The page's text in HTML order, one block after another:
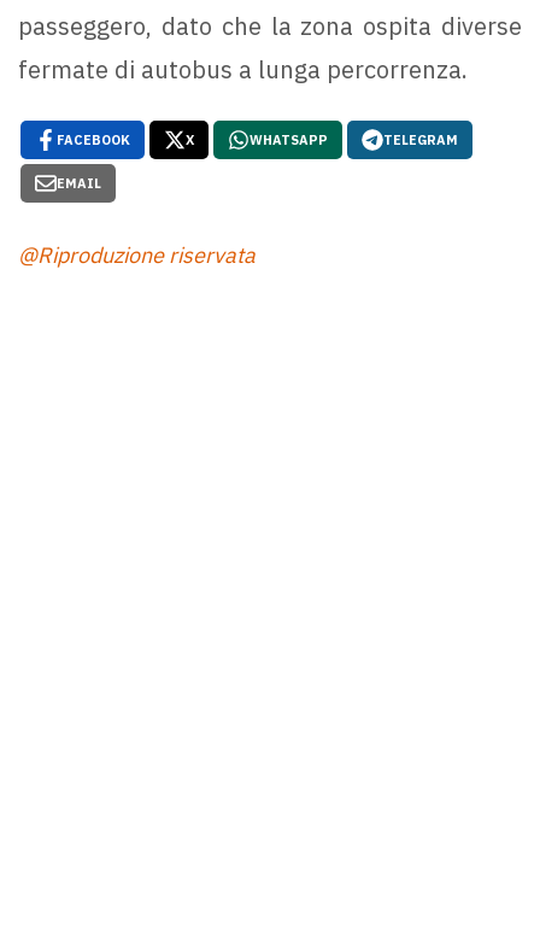
passeggero, dato che la zona ospita diverse
fermate di autobus a lunga percorrenza.
FACEBOOK X WHATSAPP TELEGRAM
EMAIL
@Riproduzione riservata